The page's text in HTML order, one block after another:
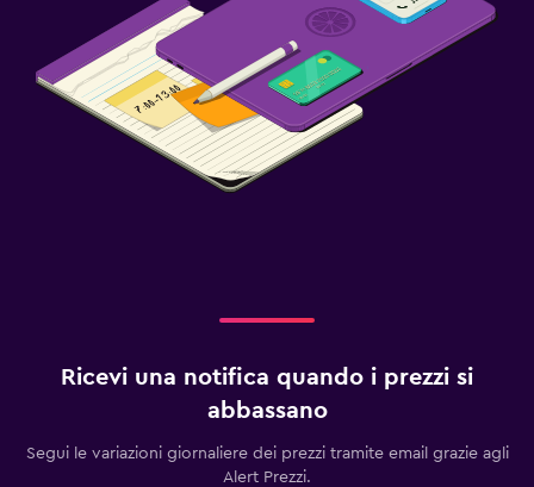
Ricevi una notifica quando i prezzi si
abbassano
Segui le variazioni giornaliere dei prezzi tramite email grazie agli
Alert Prezzi.